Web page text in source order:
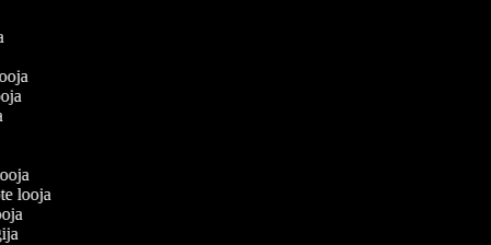
looja